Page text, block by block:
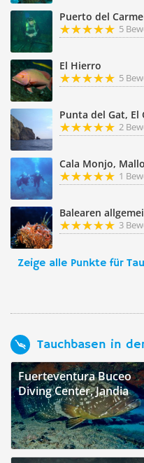
Puerto del
5
El Hierro
5
Punta del Gat, El
2
Cala Monjo,
1
Balearen
3
Zeige alle Punkte für
Tauchbasen in
Fuerteventura Buceo
Diving Center, Jandia